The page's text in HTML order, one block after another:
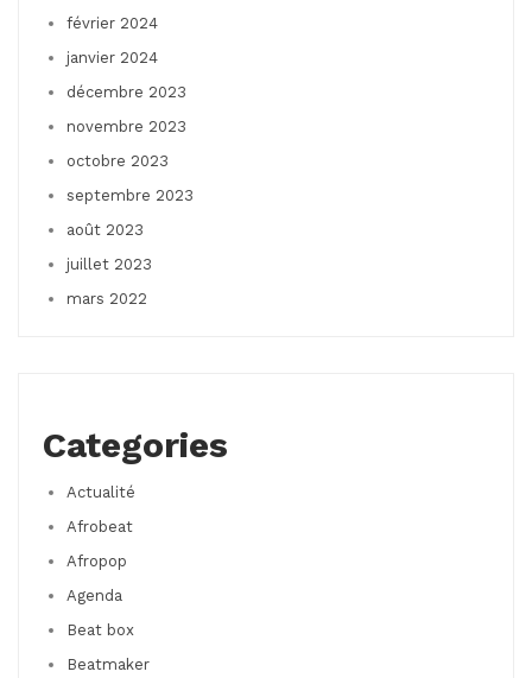
février 2024
janvier 2024
décembre 2023
novembre 2023
octobre 2023
septembre 2023
août 2023
juillet 2023
mars 2022
Categories
Actualité
Afrobeat
Afropop
Agenda
Beat box
Beatmaker